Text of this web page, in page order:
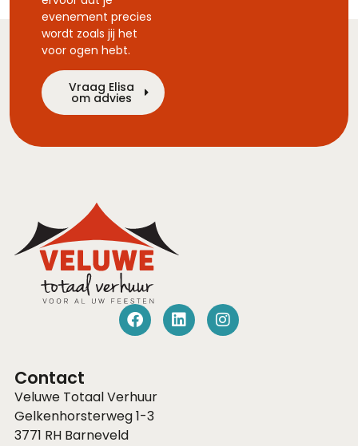
evenement precies
wordt zoals jij het
voor ogen hebt.
Vraag Elisa
om advies
Contact
Veluwe Totaal Verhuur
Gelkenhorsterweg 1-3
3771 RH Barneveld